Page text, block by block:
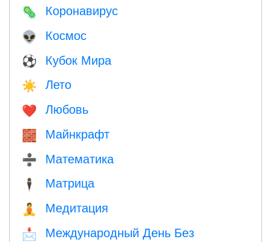
🦠 Коронавирус
👽 Космос
⚽ Кубок Мира
☀️ Лето
❤️️ Любовь
🧱 Майнкрафт
➗ Математика
🕴️ Матрица
🧘 Медитация
📩
Международный День Без